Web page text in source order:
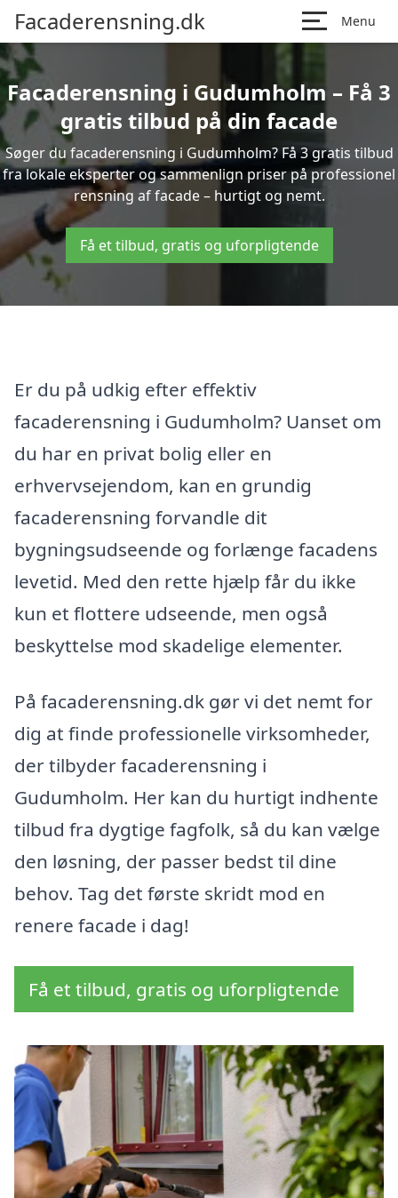
Facaderensning.dk Menu
Facaderensning i Gudumholm – Få 3
gratis tilbud på din facade
Søger du facaderensning i Gudumholm? Få 3 gratis tilbud
fra lokale eksperter og sammenlign priser på professionel
rensning af facade – hurtigt og nemt.
Få et tilbud, gratis og uforpligtende
Er du på udkig efter effektiv
facaderensning i Gudumholm? Uanset om
du har en privat bolig eller en
erhvervsejendom, kan en grundig
facaderensning forvandle dit
bygningsudseende og forlænge facadens
levetid. Med den rette hjælp får du ikke
kun et flottere udseende, men også
beskyttelse mod skadelige elementer.
På facaderensning.dk gør vi det nemt for
dig at finde professionelle virksomheder,
der tilbyder facaderensning i
Gudumholm. Her kan du hurtigt indhente
tilbud fra dygtige fagfolk, så du kan vælge
den løsning, der passer bedst til dine
behov. Tag det første skridt mod en
renere facade i dag!
Få et tilbud, gratis og uforpligtende